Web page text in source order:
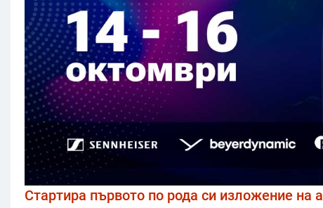
Стартира първото по рода си изложение на